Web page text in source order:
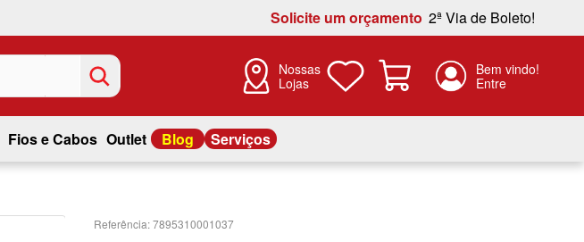
Solicite um orçamento 2ª Via de Boleto!
Nossas
Lojas
Fios e Cabos Outlet Blog Serviços
7895310001037